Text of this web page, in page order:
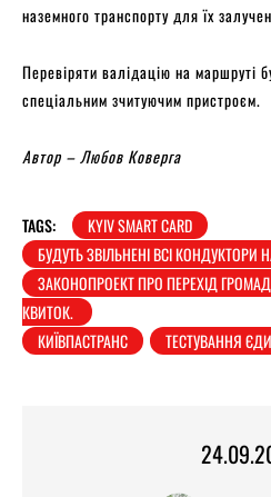
наземного транспорту для їх
Перевіряти валідацію на маршруті
спеціальним зчитуючим пристроєм.
Автор – Любов Коверга
TAGS:
KYIV SMART CARD
БУДУТЬ ЗВІЛЬНЕНІ ВСІ КОНДУКТОРИ
ЗАКОНОПРОЕКТ ПРО ПЕРЕХІД
КВИТОК.
КИЇВПАСТРАНС
ТЕСТУВАННЯ